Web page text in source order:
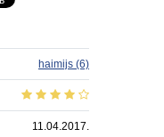
haimijs (6)
11.04.2017.